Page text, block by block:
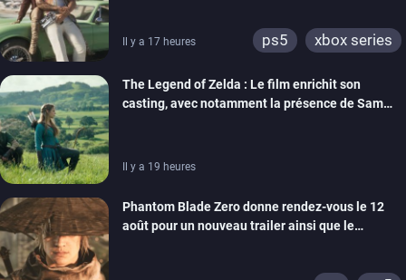
Il y a 17 heures ps5 xbox series
The Legend of Zelda : Le film enrichit son
casting, avec notamment la présence de Sam
Il y a 19 heures
Phantom Blade Zero donne rendez-vous le 12
août pour un nouveau trailer ainsi que le